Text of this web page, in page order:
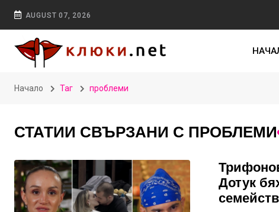
AUGUST 07, 2026
Начало Таг проблеми
СТАТИИ СВЪРЗАНИ С ПРОБЛЕМИ
Дотук